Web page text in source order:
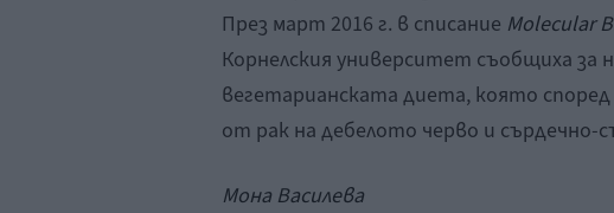
През март 2016 г. в списание Molecular
Корнелския университет съобщиха
вегетарианската диета, която
от рак на дебелото черво и сърдечно-
Мона Василева